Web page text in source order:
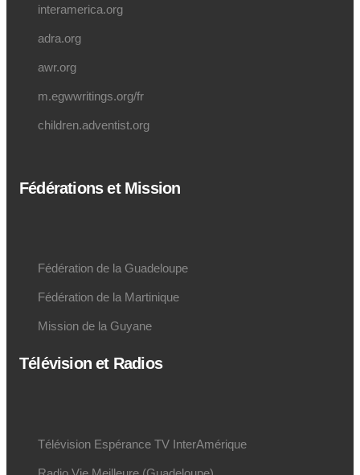
interamerica.org
adra.org
awr.org
m.egwwritings.org/fr
children.adventist.org
Fédérations et Mission
Fédération de la Guadeloupe
Fédération de la Martinique
Mission de la Guyane
Télévision et Radios
Télévision Espérance TV InterAmérique